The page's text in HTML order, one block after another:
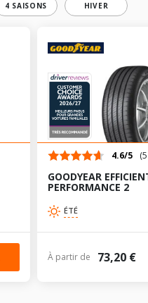
4 SAISONS HIVER
4.6/5
GOODYEAR
PERFORMANCE 2
ÉTÉ
À partir de 73,20 €